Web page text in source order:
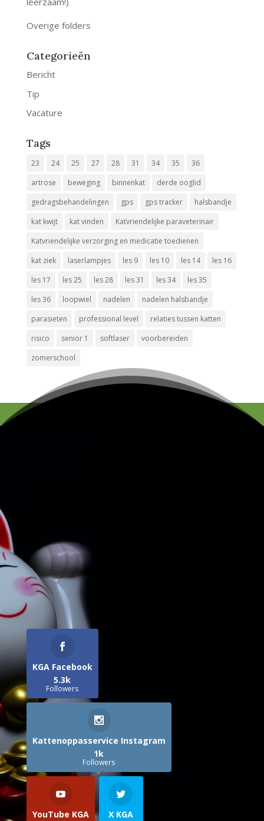
Overige folders
Categorieën
Bericht
Tip
Vacature
Tags
23 24 25 27 28 31 34 35
36
artrose
beweging binnenkat
derde ooglid
gedragsbehandelingen
gps gps tracker
halsbandje
kat kwijt
kat vinden
Katvriendelijke paraveterinair
Katvriendelijke verzorging en medicatie toedienen
kat ziek
laserlampjes les 9 les 10 les 14
les 16
les 17
les 25 les 28 les 31 les 34
les 35
les 36
loopwiel nadelen
nadelen halsbandje
parasieten
professional level
relaties tussen katten
risico
senior 1 softlaser
voorbereiden
zomerschool
KGA Facebook
5.3k
Followers
Kattenoppasservice Instagram
1k
Followers
YouTube KGA
X KGA